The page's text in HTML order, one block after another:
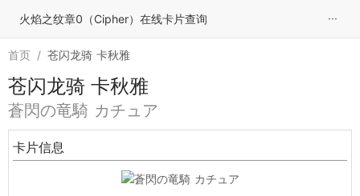
火焰之纹章0（Cipher）在线卡片查询 ···
首页 / 苍闪龙骑 卡秋雅
苍闪龙骑 卡秋雅
蒼閃の竜騎 カチュア
卡片信息